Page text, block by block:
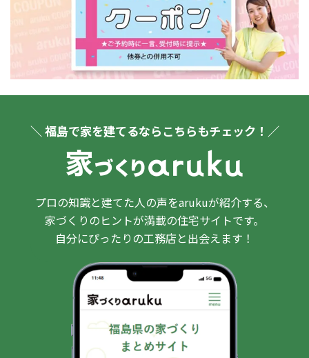
＼ 福島で家を建てるならこちらもチェック！／
プロの知識と建てた人の声をarukuが紹介する、
家づくりのヒントが満載の住宅サイトです。
自分にぴったりの工務店と出会えます！